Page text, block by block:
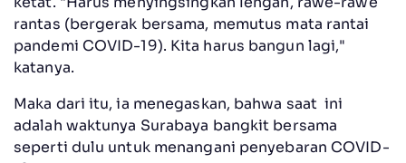
rantas (bergerak bersama, memutus mata rantai
pandemi COVID-19). Kita harus bangun lagi,"
katanya.
Maka dari itu, ia menegaskan, bahwa saat ini
adalah waktunya Surabaya bangkit bersama
seperti dulu untuk menangani penyebaran COVID-